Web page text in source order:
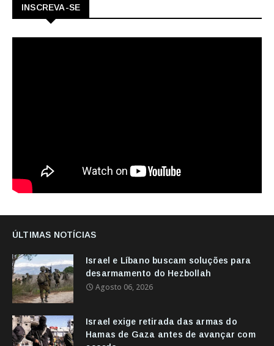
INSCREVA-SE
ÚLTIMAS NOTÍCIAS
Israel e Líbano buscam soluções para
desarmamento do Hezbollah
Agosto 06, 2026
Israel exige retirada das armas do
Hamas de Gaza antes de avançar com